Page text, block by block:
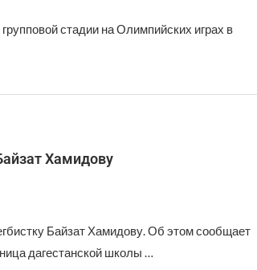
стадии на Олимпийских играх в
Хамидову
Байзат Хамидову. Об этом сообщает
дагестанской школы …